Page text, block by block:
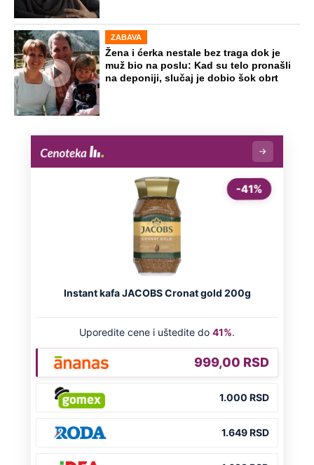
ZABAVA
Žena i ćerka nestale bez traga dok je
muž bio na poslu: Kad su telo pronašli
na deponiji, slučaj je dobio šok obrt